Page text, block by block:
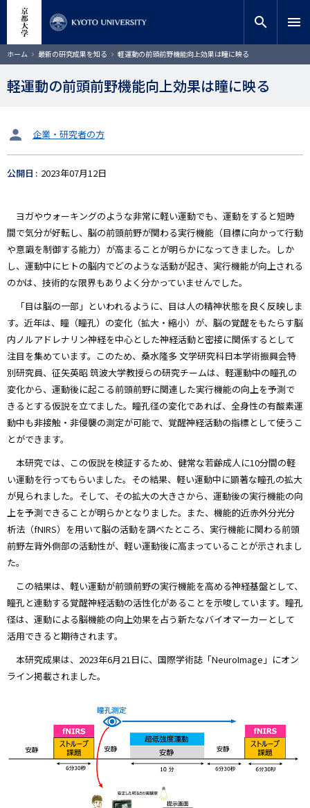
コ
ン
ン
サイト内検索 search menu
ホーム 最新の研究成果を知る 軽運動の前頭前野機能向上効果は瞳に映る
軽運動の前頭前野機能向上効果は瞳に映る
タ
ッ
企業・研究者の方
公開日 2023年07月12日
ヨガやウォーキングのような非常に軽い運動でも、運動をすると短時
間で気分が好転し、脳の前頭前野が関わる実行機能（目標に向かって行動
や意識を制御する能力）が高まることが明らかになってきました。しか
し、運動中にヒトの脳内でどのような活動が起き、実行機能が向上される
のかは、技術的な限界もありよく分かっていませんでした。
「目は脳の一部」といわれるように、目は人の精神状態を良く反映しま
す。近年は、瞳（瞳孔）の変化（拡大・縮小）が、脳の覚醒をもたらす脳
内ノルアドレナリン神経を中心とした神経活動と密接に関係するとして
注目を集めています。このため、桑水隆多 文学研究科日本学術振興会特
別研究員、征矢英昭 筑波大学教授らの研究チームは、軽運動中の瞳孔の
変化から、運動後に起こる前頭前野に関連した実行機能の向上を予測で
きるとする仮説を立てました。瞳孔径の変化であれば、全身性の有酸素運
動中も非接触・非侵襲の測定が可能で、覚醒神経活動の指標として使うこ
とができます。
本研究では、この仮説を検証するため、健常な若齢成人に10分間の軽
い運動を行ってもらいました。その結果、軽い運動中に顕著な瞳孔の拡大
が見られました。そして、その拡大の大きさから、運動後の実行機能の向
上を予測できることが明らかとなりました。また、機能的近赤外分光分
析法（fNIRS）を用いて脳の活動を調べたところ、実行機能に関わる前頭
前野左背外側部の活動性が、軽い運動後に高まっていることが示されまし
た。
この結果は、軽い運動が前頭前野の実行機能を高める神経基盤として、
瞳孔と連動する覚醒神経活動の活性化があることを示唆しています。瞳孔
径は、運動による脳機能の向上効果を占う新たなバイオマーカーとして
活用できると期待されます。
本研究成果は、2023年6月21日に、国際学術誌「NeuroImage」にオン
ライン掲載されました。